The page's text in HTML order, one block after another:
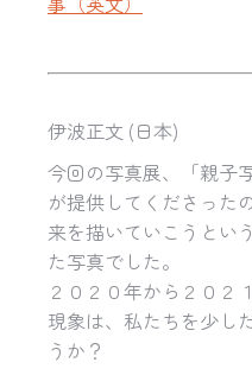
伊波正文 (日本)
今回の写真展、「親子
が提供してくださった
来を描いていこうとい
た写真でした。
２０２０年から２０２
現象は、私たちを少し
うか？